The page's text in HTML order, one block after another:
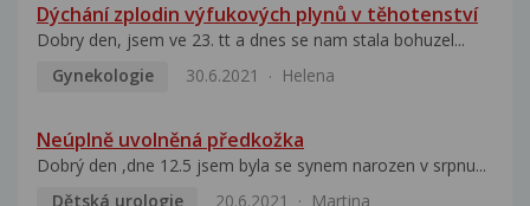
Dýchání zplodin výfukových plynů v těhotenství
Dobry den, jsem ve 23. tt a dnes se nam stala bohuzel...
Gynekologie
30.6.2021 Helena
Neúplně uvolněná předkožka
Dobrý den ,dne 12.5 jsem byla se synem narozen v srpnu...
Dětská urologie
20.6.2021 Martina